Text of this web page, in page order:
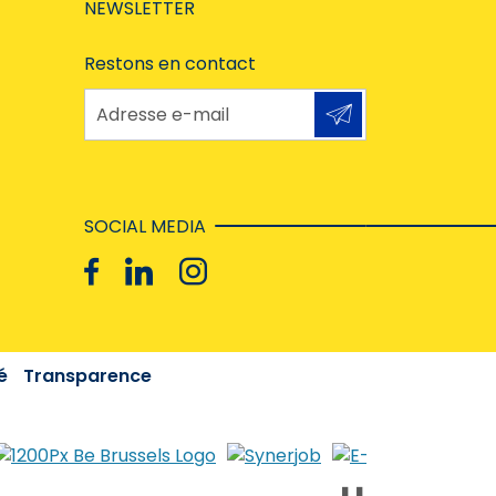
NEWSLETTER
Restons en contact
Adresse e-mail
SOCIAL MEDIA
Transparence